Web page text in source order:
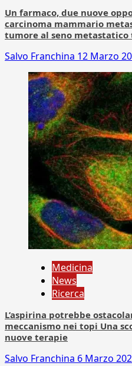
Un farmaco, due nuove
carcinoma mammario
tumore al seno
Salvo Franchina 12 Marzo
Medicina
News
Ricerca
L’aspirina potrebbe
meccanismo nei topi Una
nuove terapie
Salvo Franchina 6 Marzo